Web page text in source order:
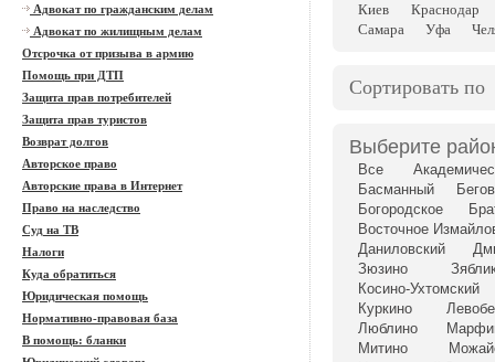
Адвокат по гражданским делам
Адвокат по жилищным делам
Отсрочка от призыва в армию
Помощь при ДТП
Защита прав потребителей
Защита прав туристов
Возврат долгов
Авторское право
Авторские права в Интернет
Право на наследство
Суд на ТВ
Налоги
Куда обратиться
Юридическая помощь
Нормативно-правовая база
В помощь: бланки
Киев
Краснодар
Самара
Уфа
Сортировать по
Выберите
Все
Басманный
Богородское
Восточное
Даниловский
Зюзино
Косино-Ухтомский
Куркино
Люблино
Митино